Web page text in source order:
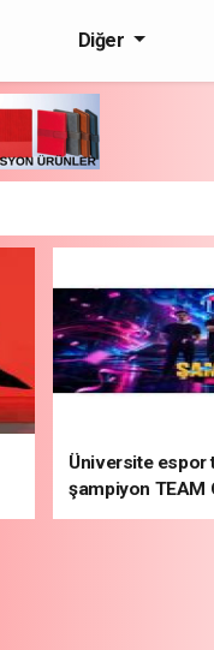
Diğer
Üniversite espor
şampiyon TEAM